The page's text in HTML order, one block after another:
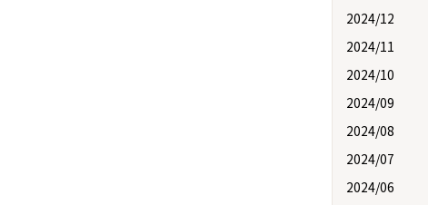
2024/12
2024/11
2024/10
2024/09
2024/08
2024/07
2024/06